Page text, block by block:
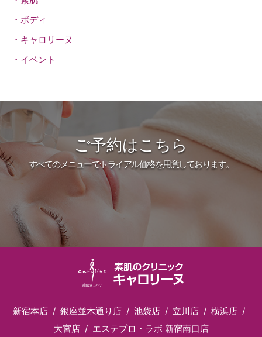
ボディ
キャロリーヌ
イベント
ご予約はこちら
すべてのメニューでトライアル価格を用意しております。
新宿本店 銀座並木通り店 池袋店 立川店
横浜店
大宮店
エステプロ・ラボ 新宿南口店